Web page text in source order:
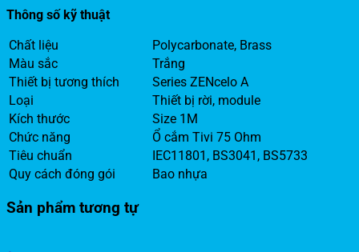
Thông số kỹ thuật
Chất liệu
Polycarbonate, Brass
Màu sắc
Trắng
Thiết bị tương thích
Series ZENcelo A
Loại
Thiết bị rời, module
Kích thước
Size 1M
Chức năng
Ổ cắm Tivi 75 Ohm
Tiêu chuẩn
IEC11801, BS3041, BS5733
Quy cách đóng gói
Bao nhựa
Sản phẩm tương tự